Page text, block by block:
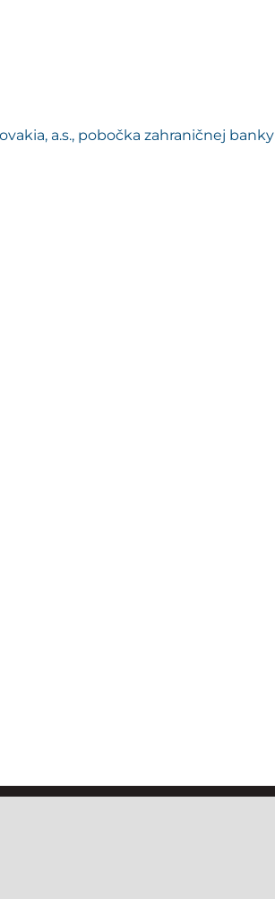
a.s., pobočka zahraničnej banky